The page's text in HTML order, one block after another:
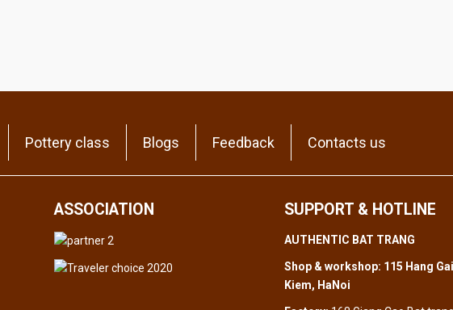
Pottery class Blogs Feedback Contacts us
ASSOCIATION SUPPORT & HOTLINE
AUTHENTIC BAT TRANG
Shop & workshop: 115 Hang
Kiem, HaNoi